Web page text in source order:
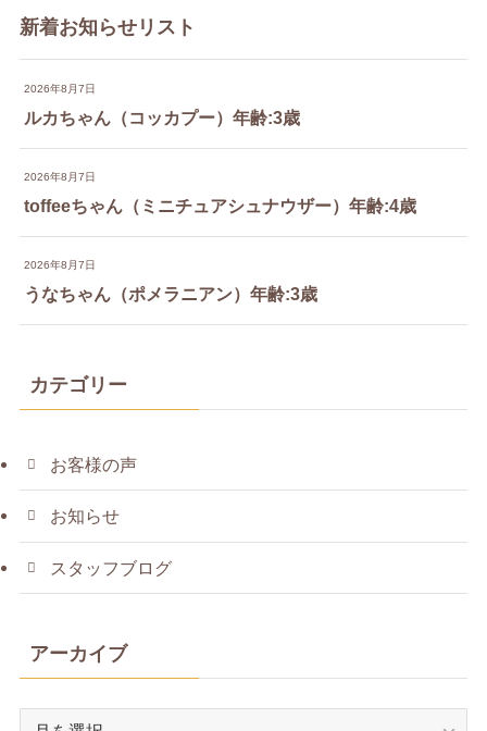
新着お知らせリスト
2026年8月7日
ルカちゃん（コッカプー）年齢:3歳
2026年8月7日
toffeeちゃん（ミニチュアシュナウザー）年齢:4歳
2026年8月7日
うなちゃん（ポメラニアン）年齢:3歳
カテゴリー
お客様の声
お知らせ
スタッフブログ
アーカイブ